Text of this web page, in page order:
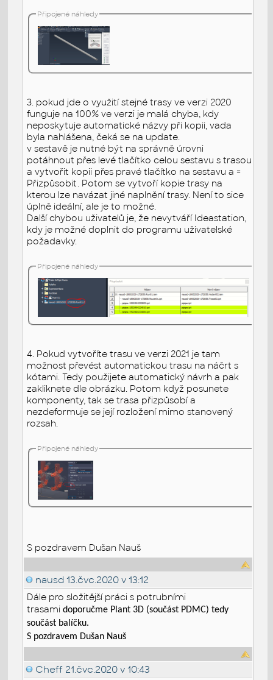
Připojené náhledy
3. pokud jde o využití stejné trasy ve verzi 2020
funguje na 100% ve verzi je malá chyba, kdy
neposkytuje automatické názvy při kopii, vada
byla nahlášena, čeká se na update.
v sestavě je nutné být na správně úrovni
potáhnout přes levé tlačítko celou sestavu s trasou
a vytvořit kopii přes pravé tlačítko na sestavu a =
Přizpůsobit. Potom se vytvoří kopie trasy na
kterou lze navázat jiné naplnění trasy. Není to sice
úplně ideální, ale je to možné.
Další chybou uživatelů je, že nevytváří Ideastation,
kdy je možné doplnit do programu uživatelské
požadavky.
Připojené náhledy
4. Pokud vytvoříte trasu ve verzi 2021 je tam
možnost převést automatickou trasu na náčrt s
kótami. Tedy použijete automatický návrh a pak
zakliknete dle obrázku. Potom když posunete
komponenty, tak se trasa přizpůsobí a
nezdeformuje se její rozložení mimo stanovený
rozsah.
Připojené náhledy
S pozdravem Dušan Nauš
nausd 13.čvc.2020 v 13:12
Dále pro složitější práci s potrubními
trasamidoporučme Plant 3D (součást PDMC) tedy
součást balíčku.
S pozdravem Dušan Nauš
Cheff 21.čvc.2020 v 10:43